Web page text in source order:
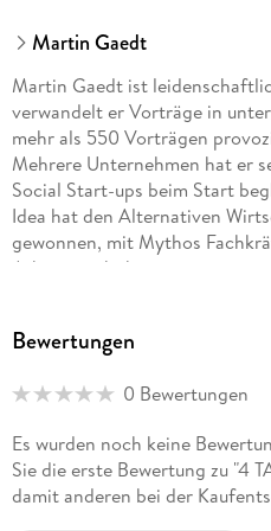
Martin Gaedt
Martin Gaedt ist
verwandelt er Vorträge in
mehr als 550 Vorträgen
Mehrere Unternehmen hat er
Social Start-ups beim Start
Idea hat den Alternativen
gewonnen, mit Mythos
Arbeitsmarkt heraus.
begegnet Ideen und Menschen
konstruktiv nach und reichert
im Buch gesammelt.
20 Jahre ehrenamtliche
Bewertungen
0 Bewertungen
Es wurden noch keine
Sie die erste Bewertung zu "4
damit anderen bei der